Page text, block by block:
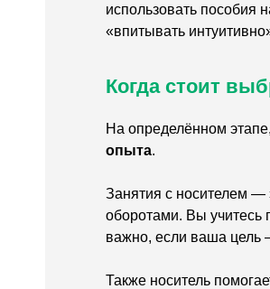
использовать пособия
«впитывать
Когда стоит
На определённом
опыта.
Занятия с носителем —
оборотами. Вы учитесь
важно, если ваша цель
Также носитель